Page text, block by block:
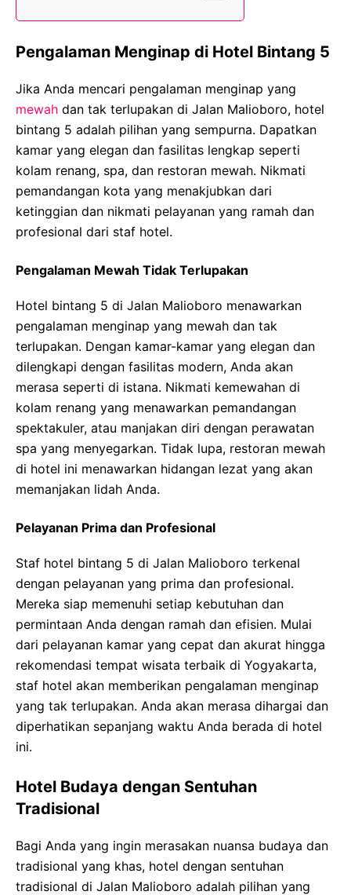
Pengalaman Menginap di Hotel Bintang 5
Jika Anda mencari pengalaman menginap yang
mewah dan tak terlupakan di Jalan Malioboro, hotel
bintang 5 adalah pilihan yang sempurna. Dapatkan
kamar yang elegan dan fasilitas lengkap seperti
kolam renang, spa, dan restoran mewah. Nikmati
pemandangan kota yang menakjubkan dari
ketinggian dan nikmati pelayanan yang ramah dan
profesional dari staf hotel.
Pengalaman Mewah Tidak Terlupakan
Hotel bintang 5 di Jalan Malioboro menawarkan
pengalaman menginap yang mewah dan tak
terlupakan. Dengan kamar-kamar yang elegan dan
dilengkapi dengan fasilitas modern, Anda akan
merasa seperti di istana. Nikmati kemewahan di
kolam renang yang menawarkan pemandangan
spektakuler, atau manjakan diri dengan perawatan
spa yang menyegarkan. Tidak lupa, restoran mewah
di hotel ini menawarkan hidangan lezat yang akan
memanjakan lidah Anda.
Pelayanan Prima dan Profesional
Staf hotel bintang 5 di Jalan Malioboro terkenal
dengan pelayanan yang prima dan profesional.
Mereka siap memenuhi setiap kebutuhan dan
permintaan Anda dengan ramah dan efisien. Mulai
dari pelayanan kamar yang cepat dan akurat hingga
rekomendasi tempat wisata terbaik di Yogyakarta,
staf hotel akan memberikan pengalaman menginap
yang tak terlupakan. Anda akan merasa dihargai dan
diperhatikan sepanjang waktu Anda berada di hotel
ini.
Hotel Budaya dengan Sentuhan
Tradisional
Bagi Anda yang ingin merasakan nuansa budaya dan
tradisional yang khas, hotel dengan sentuhan
tradisional di Jalan Malioboro adalah pilihan yang